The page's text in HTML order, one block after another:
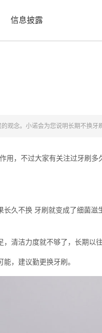
信息披露
念。小诺会为您说明长期不换牙
，不过大家有关注过牙刷多
不换 牙刷就变成了细菌滋
洁力度就不够了，长期以往
，建议勤更换牙刷。